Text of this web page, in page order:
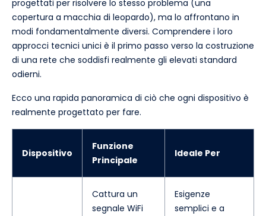
progettati per risolvere lo stesso problema (una
copertura a macchia di leopardo), ma lo affrontano in
modi fondamentalmente diversi. Comprendere i loro
approcci tecnici unici è il primo passo verso la costruzione
di una rete che soddisfi realmente gli elevati standard
odierni.
Ecco una rapida panoramica di ciò che ogni dispositivo è
realmente progettato per fare.
Dispositivo
Funzione
Principale
Ideale Per
Cattura un
segnale WiFi
Esigenze
semplici e a